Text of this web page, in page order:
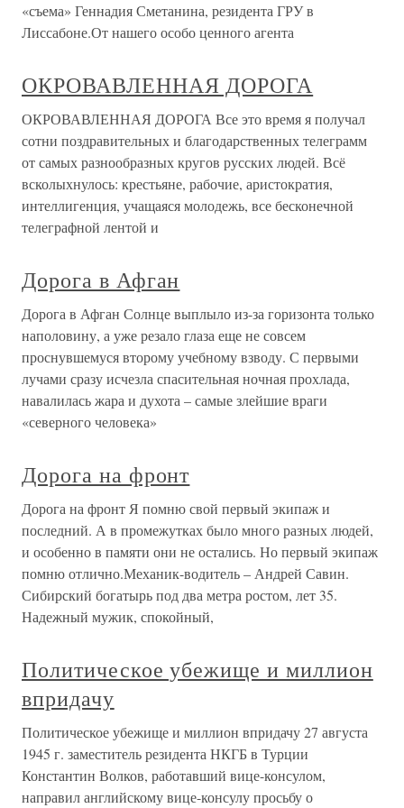
«съема» Геннадия Сметанина, резидента ГРУ в
Лиссабоне.От нашего особо ценного агента
ОКРОВАВЛЕННАЯ ДОРОГА
ОКРОВАВЛЕННАЯ ДОРОГА Все это время я получал
сотни поздравительных и благодарственных телеграмм
от самых разнообразных кругов русских людей. Всё
всколыхнулось: крестьяне, рабочие, аристократия,
интеллигенция, учащаяся молодежь, все бесконечной
телеграфной лентой и
Дорога в Афган
Дорога в Афган Солнце выплыло из-за горизонта только
наполовину, а уже резало глаза еще не совсем
проснувшемуся второму учебному взводу. С первыми
лучами сразу исчезла спасительная ночная прохлада,
навалилась жара и духота – самые злейшие враги
«северного человека»
Дорога на фронт
Дорога на фронт Я помню свой первый экипаж и
последний. А в промежутках было много разных людей,
и особенно в памяти они не остались. Но первый экипаж
помню отлично.Механик-водитель – Андрей Савин.
Сибирский богатырь под два метра ростом, лет 35.
Надежный мужик, спокойный,
Политическое убежище и миллион
впридачу
Политическое убежище и миллион впридачу 27 августа
1945 г. заместитель резидента НКГБ в Турции
Константин Волков, работавший вице-консулом,
направил английскому вице-консулу просьбу о